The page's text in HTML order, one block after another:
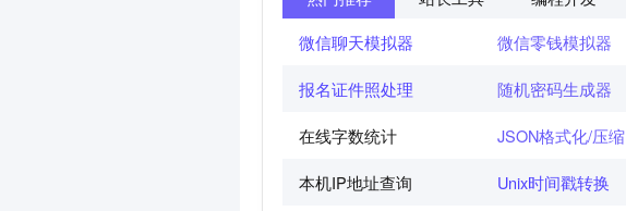
微信聊天模拟器
微信零钱模拟器
报名证件照处理 随机密码生成器
在线字数统计 JSON格式化/压缩
本机IP地址查询 Unix时间戳转换